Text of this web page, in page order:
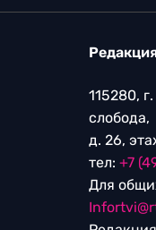
115280,
слобода,
д. 26,
тел: +7
Для